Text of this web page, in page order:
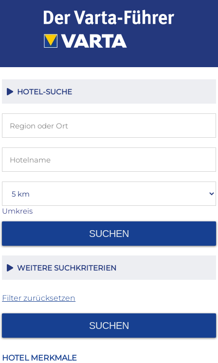
HOTEL-SUCHE
Umkreis
SUCHEN
WEITERE SUCHKRITERIEN
Filter zurücksetzen
SUCHEN
HOTEL MERKMALE